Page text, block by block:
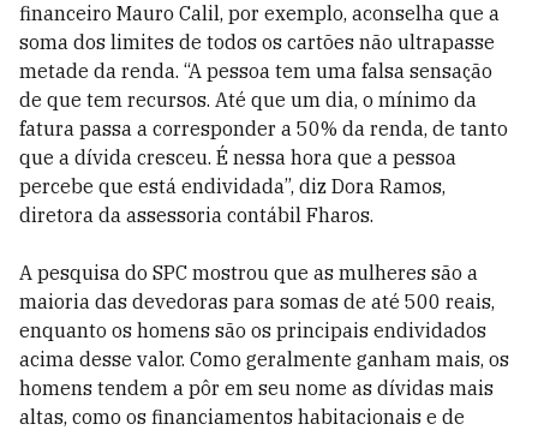
financeiro Mauro Calil, por exemplo, aconselha que a
soma dos limites de todos os cartões não ultrapasse
metade da renda. “A pessoa tem uma falsa sensação
de que tem recursos. Até que um dia, o mínimo da
fatura passa a corresponder a 50% da renda, de tanto
que a dívida cresceu. É nessa hora que a pessoa
percebe que está endividada”, diz Dora Ramos,
diretora da assessoria contábil Fharos.
A pesquisa do SPC mostrou que as mulheres são a
maioria das devedoras para somas de até 500 reais,
enquanto os homens são os principais endividados
acima desse valor. Como geralmente ganham mais, os
homens tendem a pôr em seu nome as dívidas mais
altas, como os financiamentos habitacionais e de